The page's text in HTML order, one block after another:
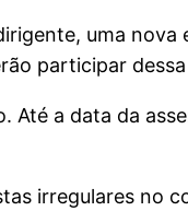
uma
participar
a data da
irregulares no